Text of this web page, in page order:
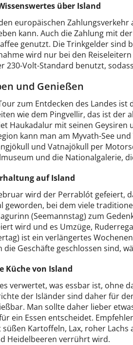
über Island
europäischen
kann. Auch die Zahlung mit
genutzt. Die Trinkgelder
wird nur bei den
230-Volt-Standard benutzt,
und Genießen
zum Entdecken des Landes
wie dem Pingvellir, das ist der
Haukadalur mit seinen Geysiren
kann man am Myvath-See
und Vatnajökull per
und die Nationalgalerie,
auf Island
wird der Perrablót gefeiert,
geworden, bei dem viele
(Seemannstag) zum
wird und es Umzüge,
ist ein verlängertes
die Geschäfte geschlossen sind,
Küche von Island
verwertet, was essbar ist, ohne
der Isländer sind daher für
Man sollte daher lieber
ein Essen entscheidet.
Kartoffeln, Lax, roher
Heidelbeeren verrührt wird.